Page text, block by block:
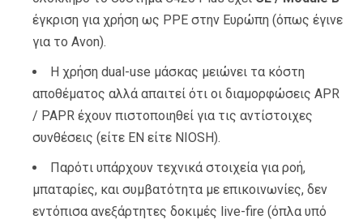
έγκριση για χρήση ως PPE στην Ευρώπη (όπως έγινε
για το Avon).
Η χρήση dual-use μάσκας μειώνει τα κόστη
αποθέματος αλλά απαιτεί ότι οι διαμορφώσεις APR
/ PAPR έχουν πιστοποιηθεί για τις αντίστοιχες
συνθέσεις (είτε EN είτε NIOSH).
Παρότι υπάρχουν τεχνικά στοιχεία για ροή,
μπαταρίες, και συμβατότητα με επικοινωνίες, δεν
εντόπισα ανεξάρτητες δοκιμές live-fire (όπλα υπό